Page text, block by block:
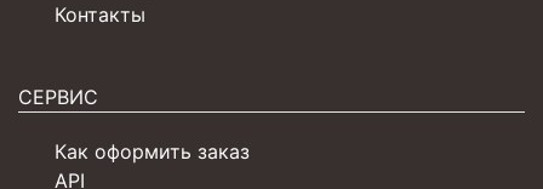
Контакты
СЕРВИС
Как оформить заказ
API